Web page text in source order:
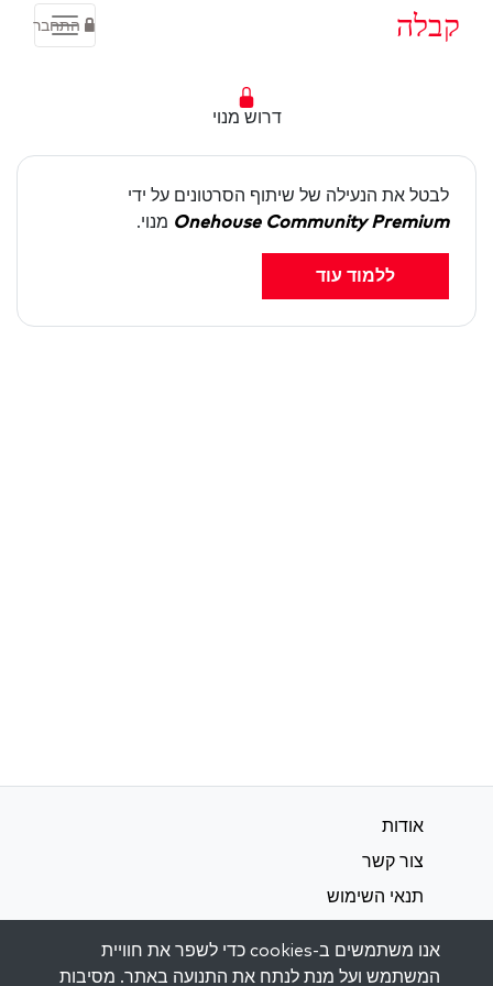
קבלה התחבר
דרוש מנוי
לבטל את הנעילה של שיתוף הסרטונים על ידי
Onehouse Community Premium מנוי.
ללמוד עוד
אודות
צור קשר
תנאי השימוש
אנו משתמשים ב-cookies כדי לשפר את חוויית
המשתמש ועל מנת לנתח את התנועה באתר. מסיבות